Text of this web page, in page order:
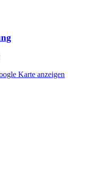
Karte anzeigen